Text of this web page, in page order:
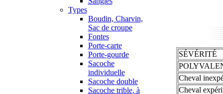
Types
Boudin, Charvin,
Sac de croupe
Fontes
Porte-carte
Porte-gourde
Sacoche
individuelle
Sacoche double
Sacoche trible, à
SÉVÉRITÉ
Cheval
Cheval